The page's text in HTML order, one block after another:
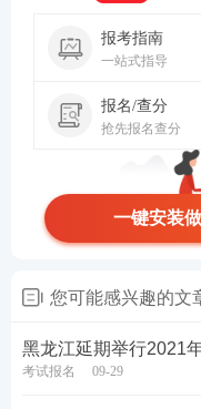
报考指南
一站式指导
报名/查分
抢先报名查分
一键安装
您可能感兴趣的文
黑龙江延期举行2021
考试报名 09-29